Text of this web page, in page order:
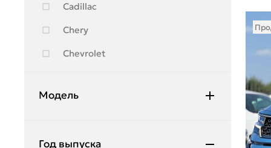
Cadillac
Chery
Chevrolet
Exeed
Модель
Год выпуска